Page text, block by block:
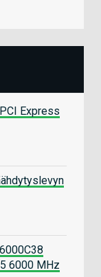
Express
6000 MHz